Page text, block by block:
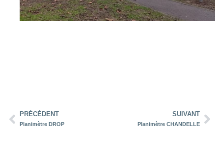
PRÉCÉDENT
Planimètre DROP
SUIVANT
Planimètre CHANDELLE